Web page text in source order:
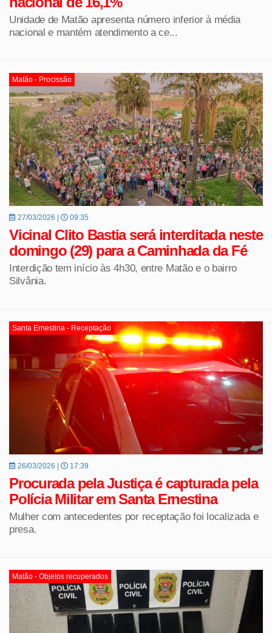
Unidade de Matão apresenta número inferior à média
nacional e mantém atendimento a ce...
Matão - Procissão
27/03/2026 | 09:35
Vicinal Clito Bastia será interditada neste
domingo (29) para a Caminhada da Fé
Interdição tem início às 4h30, entre Matão e o bairro
Silvânia.
Santa Ernestina - Receptação
26/03/2026 | 17:39
Procurada pela Justiça é capturada pela
Polícia Militar em Santa Ernestina
Mulher com antecedentes por receptação foi localizada e
presa.
Matão - Objetos recuperados